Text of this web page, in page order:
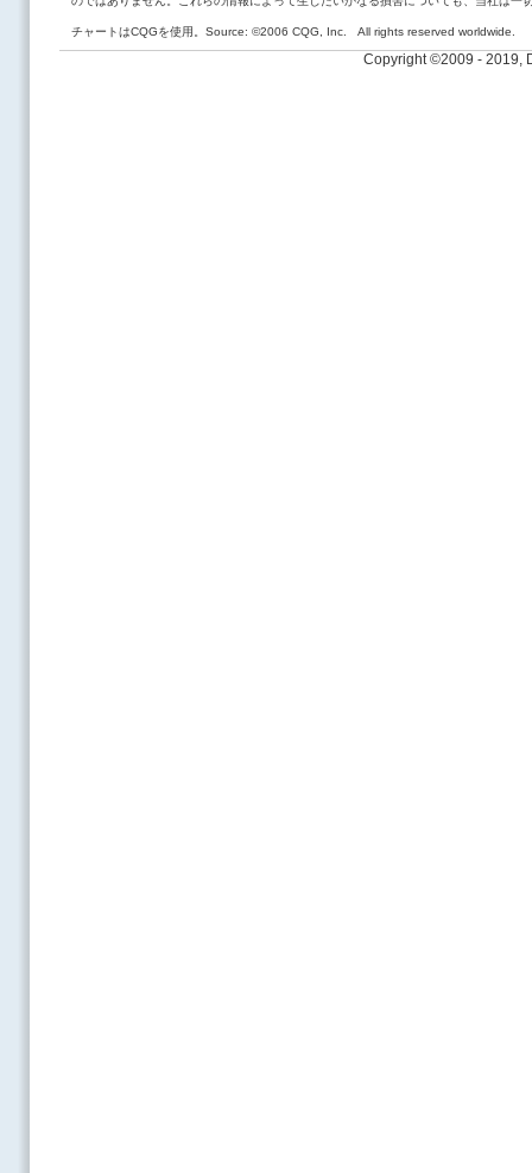
チャートはCQGを使用。Source: ©2006 CQG, Inc. All rights reserved worldwide.
Copyright ©2009 - 2019,